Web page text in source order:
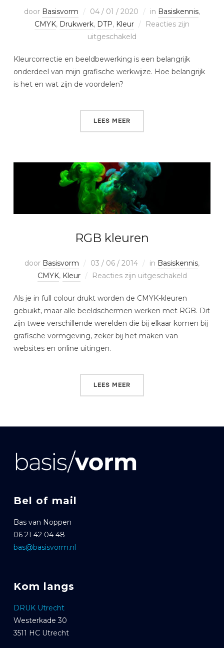
door Basisvorm 04 / 01 / 2020 in Basiskennis,
CMYK, Drukwerk, DTP, Kleur
Reacties zijn
uitgeschakeld
Kleurcorrectie en beeldbewerking is een belangrijk
onderdeel van mijn grafische werkwijze. Hoe belangrijk
is het en wat zijn de voordelen?
LEES MEER
RGB kleuren
door Basisvorm 03 / 06 / 2014 in Basiskennis,
CMYK, Kleur Reacties zijn uitgeschakeld
Als je in full colour drukt worden de CMYK-kleuren
gebuikt, maar alle beeldschermen werken met RGB. Dit
zijn twee verschillende werelden die bij elkaar komen bij
grafische vormgeving, zeker bij het maken van
websites en online uitingen.
LEES MEER
Bel of mail
Bas van Noppen
06 21 42 04 48
bas@basisvorm.nl
Kom langs
DRUK Utrecht
Westerkade 30
3511 HC Utrecht